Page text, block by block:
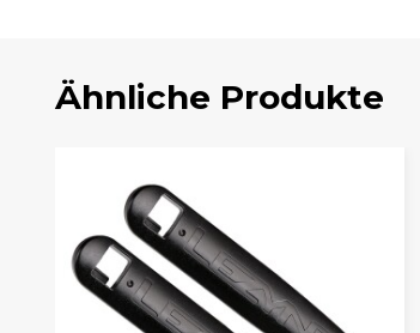
Ähnliche Produkte